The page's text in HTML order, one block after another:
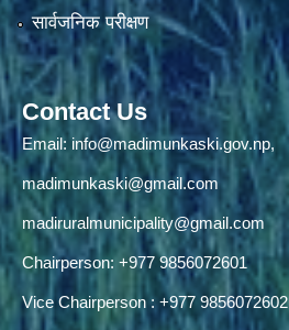
सार्वजनिक परीक्षण
Contact Us
Email: info@madimunkaski.gov.np,
madimunkaski@gmail.com
madiruralmunicipality@gmail.com
Chairperson: +977 9856072601
Vice Chairperson : +977 9856072602